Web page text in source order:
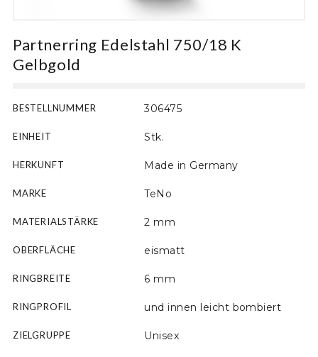
Partnerring Edelstahl 750/18 K
Gelbgold
BESTELLNUMMER 306475
EINHEIT Stk.
HERKUNFT Made in Germany
MARKE TeNo
MATERIALSTÄRKE 2 mm
OBERFLÄCHE eismatt
RINGBREITE 6 mm
RINGPROFIL und innen leicht bombiert
ZIELGRUPPE Unisex